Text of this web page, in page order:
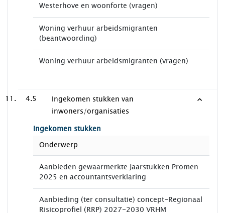
Westerhove en woonforte (vragen)
Woning verhuur arbeidsmigranten
(beantwoording)
Woning verhuur arbeidsmigranten (vragen)
4.5
Ingekomen stukken van
inwoners/organisaties
Ingekomen stukken
Onderwerp
Aanbieden gewaarmerkte Jaarstukken Promen
2025 en accountantsverklaring
Aanbieding (ter consultatie) concept-Regionaal
Risicoprofiel (RRP) 2027-2030 VRHM